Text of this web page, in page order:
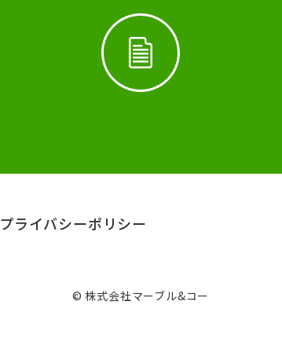
プライバシーポリシー
© 株式会社マーブル&コー